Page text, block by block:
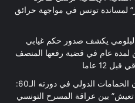
لمساندة تونس في مواجهة حرائق
يكشف صدور حكم غيابي
لمدة عام في قضية رفعها المنصف
12 عاما
مهرجان الحمامات الدولي في دورته الـ60:
تعيش” بين عراقة المسرح التونسي